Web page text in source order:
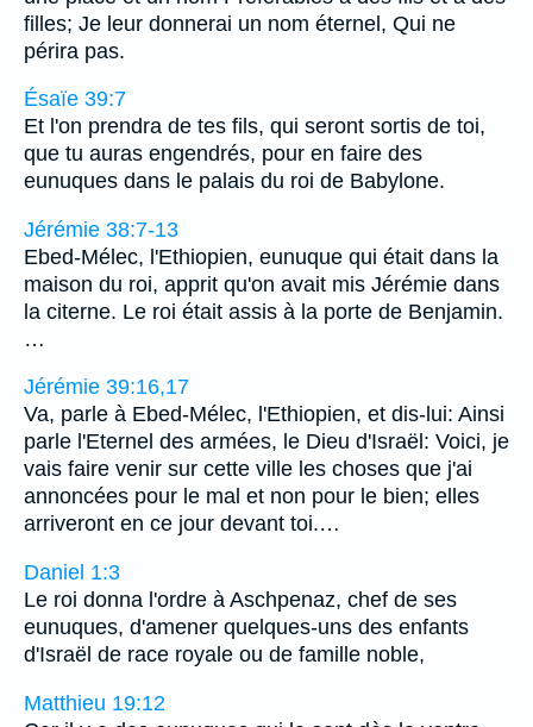
filles; Je leur donnerai un nom éternel, Qui ne
périra pas.
Ésaïe 39:7
Et l'on prendra de tes fils, qui seront sortis de toi,
que tu auras engendrés, pour en faire des
eunuques dans le palais du roi de Babylone.
Jérémie 38:7-13
Ebed-Mélec, l'Ethiopien, eunuque qui était dans la
maison du roi, apprit qu'on avait mis Jérémie dans
la citerne. Le roi était assis à la porte de Benjamin.
…
Jérémie 39:16,17
Va, parle à Ebed-Mélec, l'Ethiopien, et dis-lui: Ainsi
parle l'Eternel des armées, le Dieu d'Israël: Voici, je
vais faire venir sur cette ville les choses que j'ai
annoncées pour le mal et non pour le bien; elles
arriveront en ce jour devant toi.…
Daniel 1:3
Le roi donna l'ordre à Aschpenaz, chef de ses
eunuques, d'amener quelques-uns des enfants
d'Israël de race royale ou de famille noble,
Matthieu 19:12